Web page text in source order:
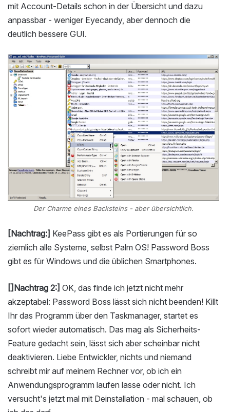
mit Account-Details schon in der Übersicht und dazu
anpassbar - weniger Eyecandy, aber dennoch die
deutlich bessere GUI.
Der Charme eines Backsteins - aber übersichtlich.
[Nachtrag:] KeePass gibt es als Portierungen für so
ziemlich alle Systeme, selbst Palm OS! Password Boss
gibt es für Windows und die üblichen Smartphones.
[]Nachtrag 2:] OK, das finde ich jetzt nicht mehr
akzeptabel: Password Boss lässt sich nicht beenden! Killt
Ihr das Programm über den Taskmanager, startet es
sofort wieder automatisch. Das mag als Sicherheits-
Feature gedacht sein, lässt sich aber scheinbar nicht
deaktivieren. Liebe Entwickler, nichts und niemand
schreibt mir auf meinem Rechner vor, ob ich ein
Anwendungsprogramm laufen lasse oder nicht. Ich
versucht's jetzt mal mit Deinstallation - mal schauen, ob